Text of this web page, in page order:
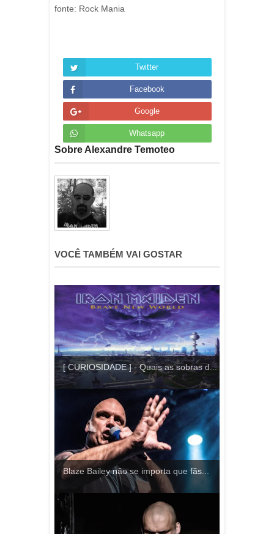
fonte: Rock Mania
Twitter
Facebook
Google
Whatsapp
Sobre Alexandre Temoteo
VOCÊ TAMBÉM VAI GOSTAR
[ CURIOSIDADE ] - Quais as sobras d...
Blaze Bailey não se importa que fãs...